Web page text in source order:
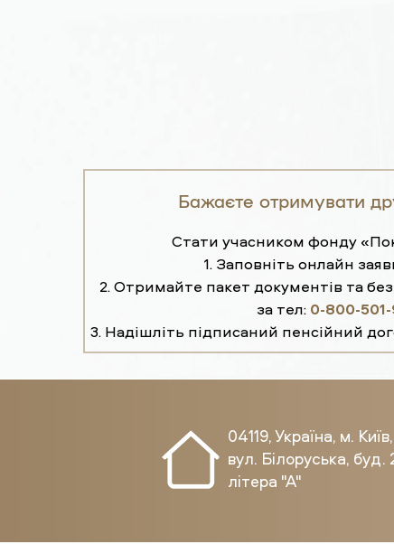
Бажаєте отримувати
Стати учасником фонду
1. Заповніть онлайн
2. Отримайте пакет документів та
за тел: 0-800-
3. Надішліть підписаний пенсійний
04119, Україна, м. Київ,
вул. Білоруська, буд.
літера "А"